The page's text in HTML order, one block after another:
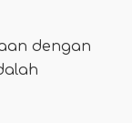
dengan